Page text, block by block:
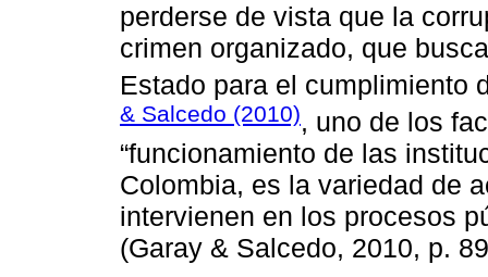
perderse de vista que la
crimen organizado, que
Estado para el cumplimiento
& Salcedo (2010), uno de los
“funcionamiento de las
Colombia, es la variedad de
intervienen en los procesos
(Garay & Salcedo, 2010, p.